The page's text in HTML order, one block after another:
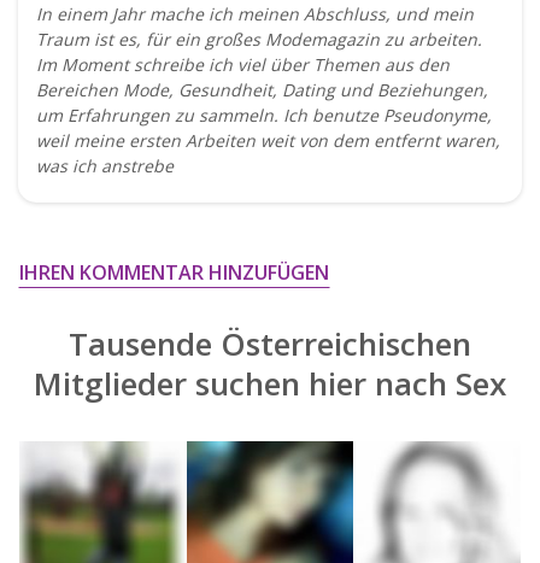
In einem Jahr mache ich meinen Abschluss, und mein
Traum ist es, für ein großes Modemagazin zu arbeiten.
Im Moment schreibe ich viel über Themen aus den
Bereichen Mode, Gesundheit, Dating und Beziehungen,
um Erfahrungen zu sammeln. Ich benutze Pseudonyme,
weil meine ersten Arbeiten weit von dem entfernt waren,
was ich anstrebe
IHREN KOMMENTAR HINZUFÜGEN
Tausende Österreichischen
Mitglieder suchen hier nach Sex